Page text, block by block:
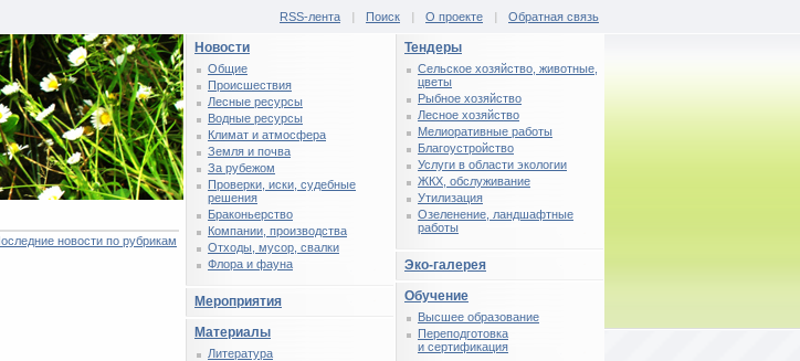
RSS-лента | Поиск | О проекте | Обратная связь
новости по рубрикам
Тендеры
Сельское хозяйство, животные,
цветы
Рыбное хозяйство
Лесное хозяйство
Мелиоративные работы
Благоустройство
Услуги в области экологии
ЖКХ, обслуживание
Утилизация
Озеленение, ландшафтные
работы
Эко-галерея
Обучение
Высшее образование
Переподготовка
и сертификация
Новости
Общие
Происшествия
Лесные ресурсы
Водные ресурсы
Климат и атмосфера
Земля и почва
За рубежом
Проверки, иски, судебные
решения
Браконьерство
Компании, производства
Отходы, мусор, свалки
Флора и фауна
Мероприятия
Материалы
Литература